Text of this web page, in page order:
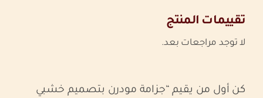
تقييمات المنتج
لا توجد مراجعات بعد.
كن أول من يقيم “جزامة مودرن بتصميم خشبي